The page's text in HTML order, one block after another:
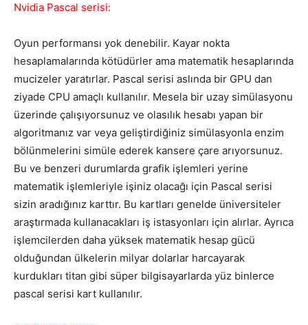
Nvidia Pascal serisi:
Oyun performansı yok denebilir. Kayar nokta
hesaplamalarında kötüdürler ama matematik hesaplarında
mucizeler yaratırlar. Pascal serisi aslında bir GPU dan
ziyade CPU amaçlı kullanılır. Mesela bir uzay simülasyonu
üzerinde çalışıyorsunuz ve olasılık hesabı yapan bir
algoritmanız var veya geliştirdiğiniz simülasyonla enzim
bölünmelerini simüle ederek kansere çare arıyorsunuz.
Bu ve benzeri durumlarda grafik işlemleri yerine
matematik işlemleriyle işiniz olacağı için Pascal serisi
sizin aradığınız karttır. Bu kartları genelde üniversiteler
araştırmada kullanacakları iş istasyonları için alırlar. Ayrıca
işlemcilerden daha yüksek matematik hesap gücü
olduğundan ülkelerin milyar dolarlar harcayarak
kurdukları titan gibi süper bilgisayarlarda yüz binlerce
pascal serisi kart kullanılır.